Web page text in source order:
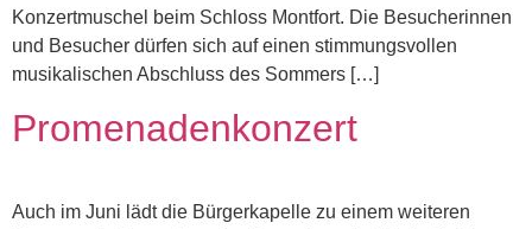
Konzertmuschel beim Schloss Montfort. Die Besucherinnen
und Besucher dürfen sich auf einen stimmungsvollen
musikalischen Abschluss des Sommers […]
Promenadenkonzert
Auch im Juni lädt die Bürgerkapelle zu einem weiteren